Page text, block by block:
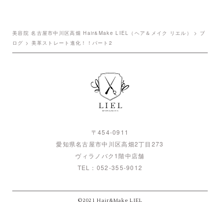
美容院 名古屋市中川区高畑 Hair&Make LIEL（ヘア＆メイク リエル） > ブ
ログ > 美革ストレート進化！！パート2
〒454-0911
愛知県名古屋市中川区高畑2丁目273
ヴィラノバク1階中店舗
TEL： 052-355-9012
©2021 Hair&Make LIEL